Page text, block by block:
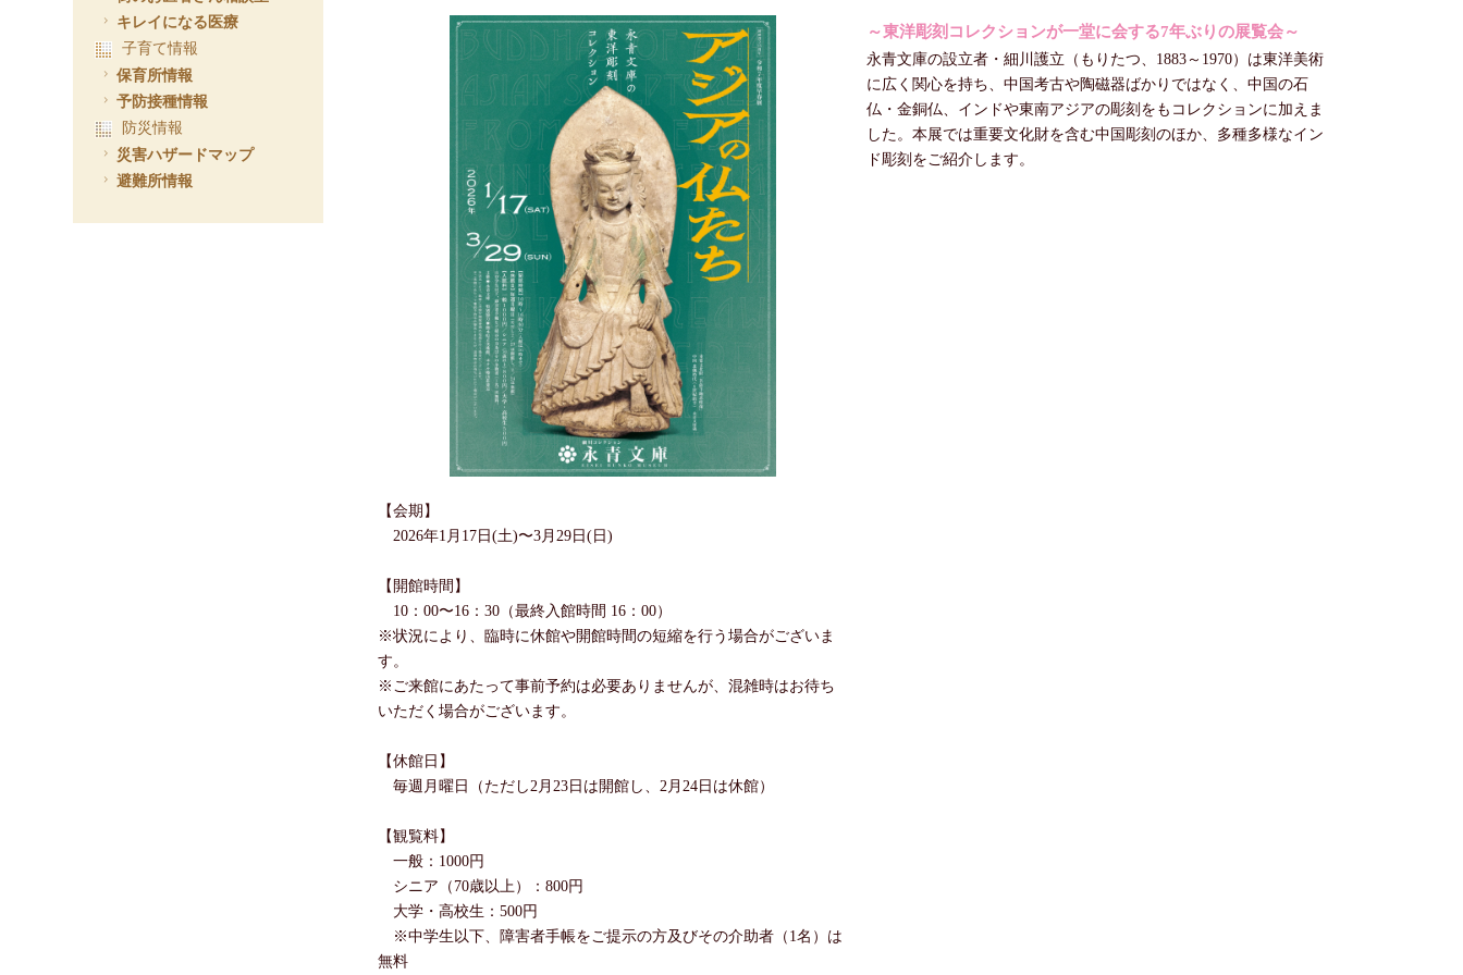
～東洋彫刻コレクションが一堂に会する7年ぶりの展覧会～
永青文庫の設立者・細川護立（もりたつ、1883～1970）は東洋美術
に広く関心を持ち、中国考古や陶磁器ばかりではなく、中国の石
仏・金銅仏、インドや東南アジアの彫刻をもコレクションに加えま
した。本展では重要文化財を含む中国彫刻のほか、多種多様なイン
ド彫刻をご紹介します。
【会期】
2026年1月17日(土)〜3月29日(日)
【開館時間】
10：00〜16：30（最終入館時間 16：00）
※状況により、臨時に休館や開館時間の短縮を行う場合がございま
す。
※ご来館にあたって事前予約は必要ありませんが、混雑時はお待ち
いただく場合がございます。
【休館日】
毎週月曜日（ただし2月23日は開館し、2月24日は休館）
【観覧料】
一般：1000円
シニア（70歳以上）：800円
大学・高校生：500円
※中学生以下、障害者手帳をご提示の方及びその介助者（1名）は
無料
キレイになる医療
子育て情報
保育所情報
予防接種情報
防災情報
災害ハザードマップ
避難所情報